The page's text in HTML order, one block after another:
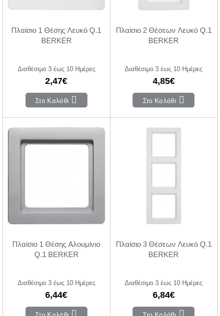
Πλαίσιο 1 Θέσης Λευκό Q.1
BERKER
Διαθέσιμο 3 έως 10 Ημέρες
2,47€
Στο Καλάθι
Πλαίσιο 2 Θέσεων Λευκό Q.1
BERKER
Διαθέσιμο 3 έως 10 Ημέρες
4,85€
Στο Καλάθι
Πλαίσιο 1 Θέσης Αλουμίνιο
Q.1 BERKER
Διαθέσιμο 3 έως 10 Ημέρες
6,44€
Πλαίσιο 3 Θέσεων Λευκό Q.1
BERKER
Διαθέσιμο 3 έως 10 Ημέρες
6,84€